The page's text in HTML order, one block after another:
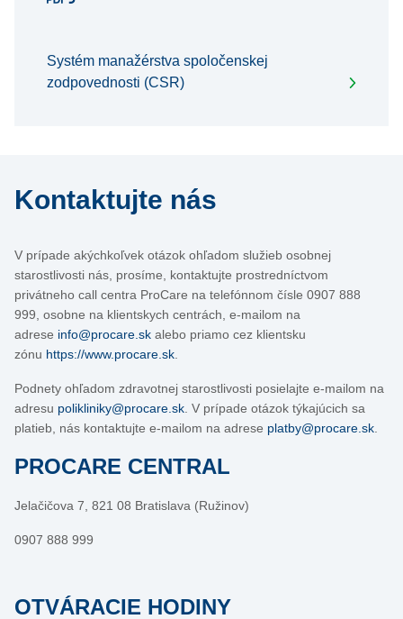
Systém manažérstva spoločenskej
zodpovednosti (CSR)
Kontaktujte nás
V prípade akýchkoľvek otázok ohľadom služieb osobnej
starostlivosti nás, prosíme, kontaktujte prostredníctvom
privátneho call centra ProCare na telefónnom čísle 0907 888
999, osobne na klientskych centrách, e-mailom na
adrese info@procare.sk alebo priamo cez klientsku
zónu https://www.procare.sk
Podnety ohľadom zdravotnej starostlivosti posielajte e-mailom na
adresu polikliniky@procare.sk . V prípade otázok týkajúcich sa
platieb, nás kontaktujte e-mailom na adrese platby@procare.sk
PROCARE CENTRAL
Jelačičova 7, 821 08 Bratislava (Ružinov)
0907 888 999
OTVÁRACIE HODINY